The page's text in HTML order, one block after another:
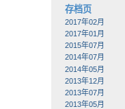
存档页
2017年02月
2017年01月
2015年07月
2014年07月
2014年05月
2013年12月
2013年07月
2013年05月